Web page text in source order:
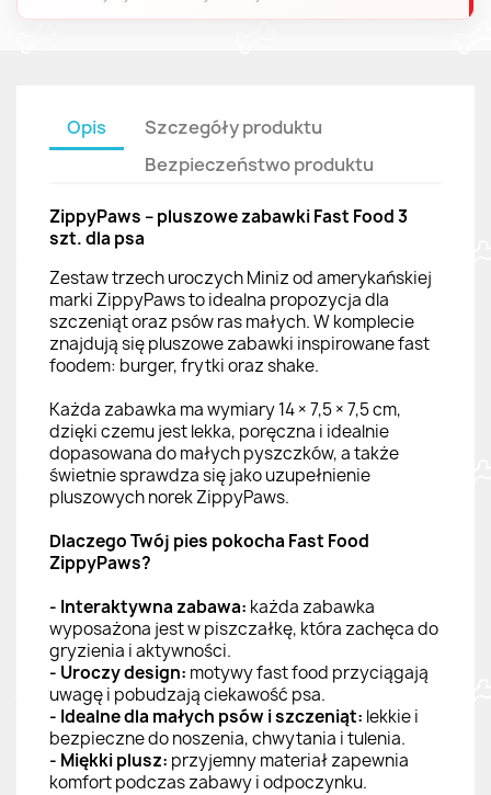
Opis
Szczegóły produktu
Bezpieczeństwo produktu
ZippyPaws – pluszowe zabawki Fast Food 3
szt. dla psa
Zestaw trzech uroczych Miniz od amerykańskiej
marki ZippyPaws to idealna propozycja dla
szczeniąt oraz psów ras małych. W komplecie
znajdują się pluszowe zabawki inspirowane fast
foodem: burger, frytki oraz shake.
Każda zabawka ma wymiary 14 × 7,5 × 7,5 cm,
dzięki czemu jest lekka, poręczna i idealnie
dopasowana do małych pyszczków, a także
świetnie sprawdza się jako uzupełnienie
pluszowych norek ZippyPaws.
Dlaczego Twój pies pokocha Fast Food
ZippyPaws?
- Interaktywna zabawa: każda zabawka
wyposażona jest w piszczałkę, która zachęca do
gryzienia i aktywności.
- Uroczy design: motywy fast food przyciągają
uwagę i pobudzają ciekawość psa.
- Idealne dla małych psów i szczeniąt: lekkie i
bezpieczne do noszenia, chwytania i tulenia.
- Miękki plusz: przyjemny materiał zapewnia
komfort podczas zabawy i odpoczynku.